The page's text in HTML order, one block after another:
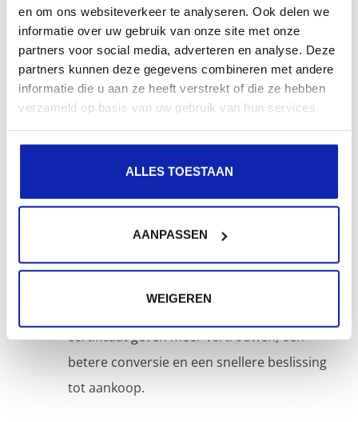
en om ons websiteverkeer te analyseren. Ook delen we
informatie over uw gebruik van onze site met onze
partners voor social media, adverteren en analyse. Deze
partners kunnen deze gegevens combineren met andere
informatie die u aan ze heeft verstrekt of die ze hebben
verzameld op basis van uw gebruik van hun services.
ALLES TOESTAAN
AANPASSEN
WEIGEREN
Uw website zal dus niet langer als "Niet
veilig" gemarkeerd worden!
Verhoogd vertrouwen
certificaat worden gegevens tussen client en
server beveiligd verzonden.
Dit zorgt voor meer vertrouwen bij
Betere conversie
certificaat geven meer vertrouwen, een
betere conversie en een snellere beslissing
tot aankoop.